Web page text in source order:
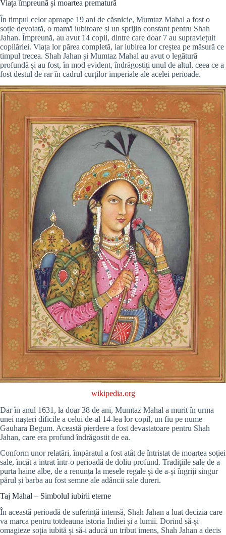
Viața împreună și moartea prematură
În timpul celor aproape 19 ani de căsnicie, Mumtaz Mahal a fost o
soție devotată, o mamă iubitoare și un sprijin constant pentru Shah
Jahan. Împreună, au avut 14 copii, dintre care doar 7 au supraviețuit
copilăriei. Viața lor părea completă, iar iubirea lor creștea pe măsură ce
timpul trecea. Shah Jahan și Mumtaz Mahal au avut o legătură
profundă și au fost, în mod evident, îndrăgostiți unul de altul, ceea ce a
fost destul de rar în cadrul curților imperiale ale acelei perioade.
wikipedia.org
Dar în anul 1631, la doar 38 de ani, Mumtaz Mahal a murit în urma
unei nașteri dificile a celui de-al 14-lea lor copil, un fiu pe nume
Gauhara Begum. Această pierdere a fost devastatoare pentru Shah
Jahan, care era profund îndrăgostit de ea.
Conform unor relatări, împăratul a fost atât de întristat de moartea soției
sale, încât a intrat într-o perioadă de doliu profund. Tradițiile sale de a
purta haine albe, de a renunța la mesele regale și de a-și îngriji singur
părul și barba au fost semne ale adâncii sale dureri.
Taj Mahal – Simbolul iubirii eterne
În această perioadă de suferință intensă, Shah Jahan a luat decizia care
va marca pentru totdeauna istoria Indiei și a lumii. Dorind să-și
omagieze soția iubită și să-i aducă un tribut imens, Shah Jahan a decis